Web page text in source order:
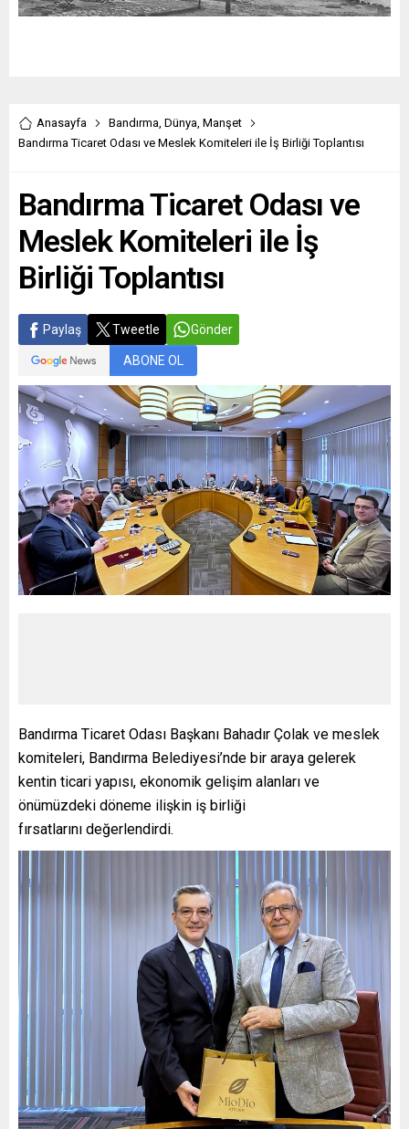
Anasayfa Bandırma, Dünya, Manşet
Bandırma Ticaret Odası ve Meslek Komiteleri ile İş Birliği Toplantısı
Bandırma Ticaret Odası ve
Meslek Komiteleri ile İş
Birliği Toplantısı
Paylaş Tweetle Gönder
ABONE OL
Bandırma Ticaret Odası Başkanı Bahadır Çolak ve meslek
komiteleri, Bandırma Belediyesi’nde bir araya gelerek
kentin ticari yapısı, ekonomik gelişim alanları ve
önümüzdeki döneme ilişkin iş birliği
fırsatlarını değerlendirdi.